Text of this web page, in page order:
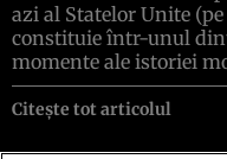
azi al Statelor Unite
constituie într-unul
momente ale istoriei
Citește tot articolul